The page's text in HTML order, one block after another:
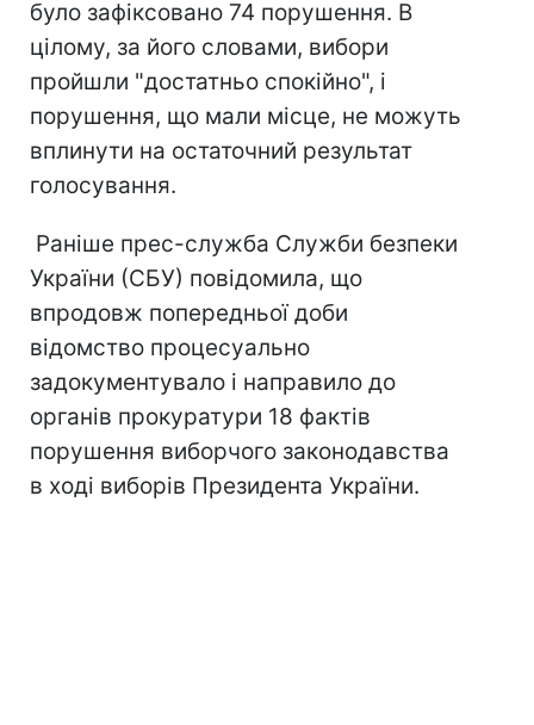
було зафіксовано 74 порушення. В
цілому, за його словами, вибори
пройшли "достатньо спокійно", і
порушення, що мали місце, не можуть
вплинути на остаточний результат
голосування.
Раніше прес-служба Служби безпеки
України (СБУ) повідомила, що
впродовж попередньої доби
відомство процесуально
задокументувало і направило до
органів прокуратури 18 фактів
порушення виборчого законодавства
в ході виборів Президента України.